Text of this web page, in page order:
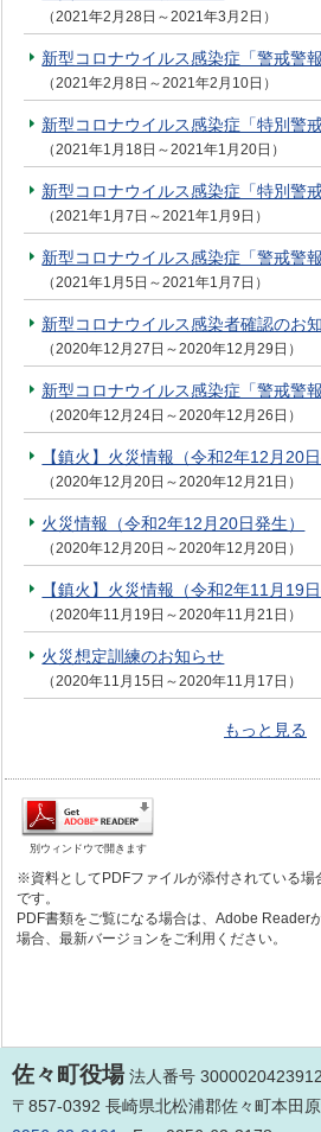
（2021年2月28日～2021年3月2日）
新型コロナウイルス感染症「警戒警
（2021年2月8日～2021年2月10日）
新型コロナウイルス感染症「特別警
（2021年1月18日～2021年1月20日）
新型コロナウイルス感染症「特別警
（2021年1月7日～2021年1月9日）
新型コロナウイルス感染症「警戒警
（2021年1月5日～2021年1月7日）
新型コロナウイルス感染者確認のお
（2020年12月27日～2020年12月29日）
新型コロナウイルス感染症「警戒警
（2020年12月24日～2020年12月26日）
【鎮火】火災情報（令和2年12月20日
（2020年12月20日～2020年12月21日）
火災情報（令和2年12月20日発生）
（2020年12月20日～2020年12月20日）
【鎮火】火災情報（令和2年11月19日
（2020年11月19日～2020年11月21日）
火災想定訓練のお知らせ
（2020年11月15日～2020年11月17日）
もっと見る
別ウィンドウで開きます
※資料としてPDFファイルが添付されている場
です。
PDF書類をご覧になる場合は、Adobe Reader
場合、最新バージョンをご利用ください。
佐々町役場法人番号 3000020423912
〒857-0392 長崎県北松浦郡佐々町本田